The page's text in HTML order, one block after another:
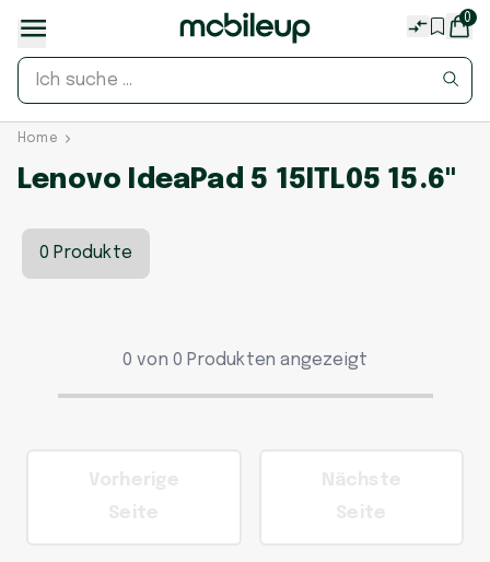
0
Home
Lenovo IdeaPad 5 15ITL05 15.6"
0 Produkte
0 von 0 Produkten angezeigt